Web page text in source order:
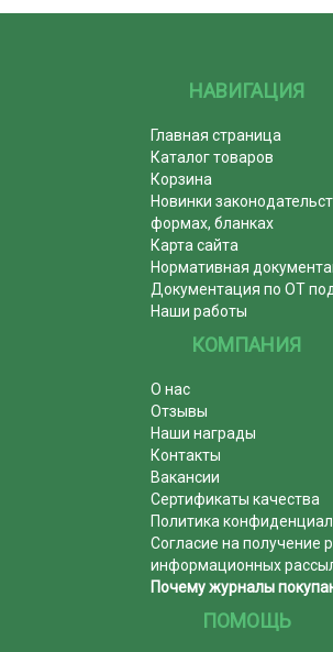
НАВИГАЦИЯ
Главная страница
Каталог товаров
Корзина
Новинки
формах, бланках
Карта сайта
Нормативная
Документация по ОТ
Наши работы
КОМПАНИЯ
О нас
Отзывы
Наши награды
Контакты
Вакансии
Сертификаты качества
Политика
Согласие на получение
информационных
Почему журналы
ПОМОЩЬ